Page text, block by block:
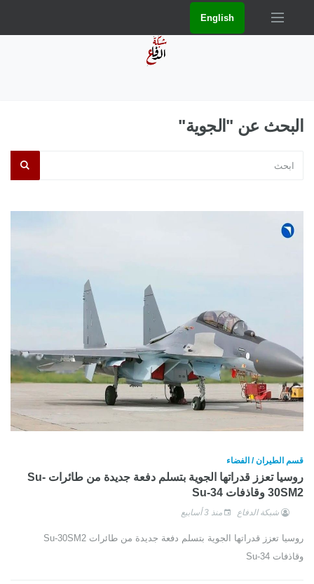
English
البحث عن "الجوية"
قسم الطيران / الفضاء
روسيا تعزز قدراتها الجوية بتسلم دفعة جديدة من طائرات Su-
30SM2 وقاذفات Su-34
شبكة الدفاع منذ 3 أسابيع
روسيا تعزز قدراتها الجوية بتسلم دفعة جديدة من طائرات Su-30SM2
وقاذفات Su-34